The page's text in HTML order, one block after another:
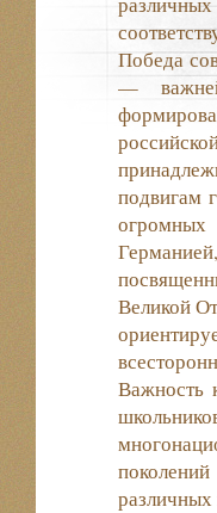
Победа
—
подвигам
Великой
Важность